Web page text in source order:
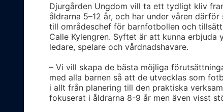
Djurgården Ungdom vill ta ett tydligt kliv
åldrarna 5–12 år, och har under våren
till områdeschef för barnfotbollen och
Calle Kylengren. Syftet är att kunna
ledare, spelare och vårdnadshavare.
– Vi vill skapa de bästa möjliga
med alla barnen så att de utvecklas som
i allt från planering till den praktiska
fokuserat i åldrarna 8-9 år men även visst